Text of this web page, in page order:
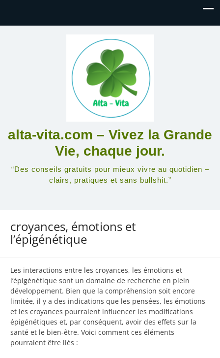
alta-vita.com – Vivez la Grande
Vie, chaque jour.
“Des conseils gratuits pour mieux vivre au quotidien –
clairs, pratiques et sans bullshit.”
croyances, émotions et
l’épigénétique
Les interactions entre les croyances, les émotions et
l’épigénétique sont un domaine de recherche en plein
développement. Bien que la compréhension soit encore
limitée, il y a des indications que les pensées, les émotions
et les croyances pourraient influencer les modifications
épigénétiques et, par conséquent, avoir des effets sur la
santé et le bien-être. Voici comment ces éléments
pourraient être liés :